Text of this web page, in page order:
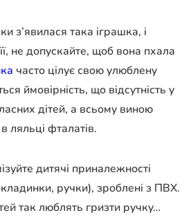
з’явилася така іграшка, і
не допускайте, щоб вона пхала
часто цілує свою улюблену
ймовірність, що відсутність у
дітей, а всьому виною
ляльці фталатів.
дитячі приналежності
ручки), зроблені з ПВХ.
так люблять гризти ручку…